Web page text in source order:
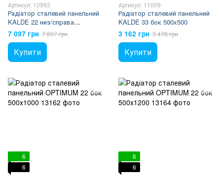
Артикул: 10993
Радіатор сталевий панельний
KALDE 22 низ/справа
500х2000 (без OUTER)
7 097 грн 7 807 грн
Купити
Артикул: 11009
Радіатор сталевий панельний
KALDE 33 бок 500x500
3 162 грн 3 478 грн
Купити
6
6
6
6